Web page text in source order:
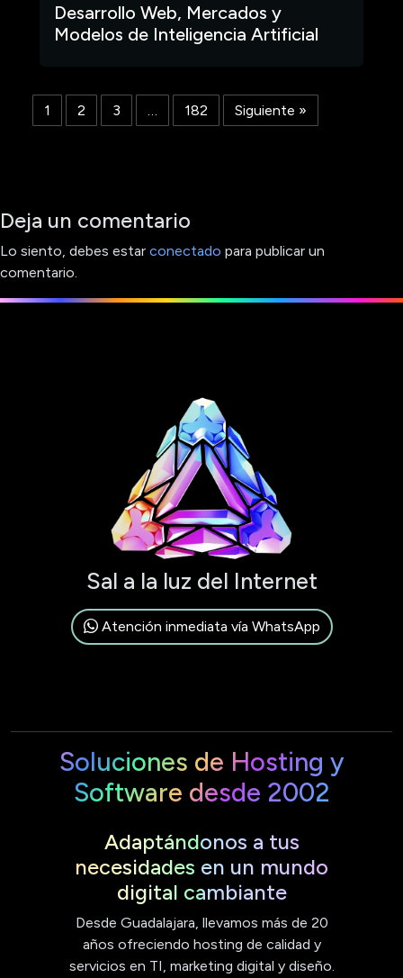
Desarrollo Web, Mercados y
Modelos de Inteligencia Artificial
1 2 3 … 182 Siguiente »
Deja un comentario
Lo siento, debes estar conectado para publicar un
comentario.
Sal a la luz del Internet
Atención inmediata vía WhatsApp
Soluciones de Hosting y
Software desde 2002
Adaptándonos a tus
necesidades en un mundo
digital cambiante
Desde Guadalajara, llevamos más de 20
años ofreciendo hosting de calidad y
servicios en TI, marketing digital y diseño.